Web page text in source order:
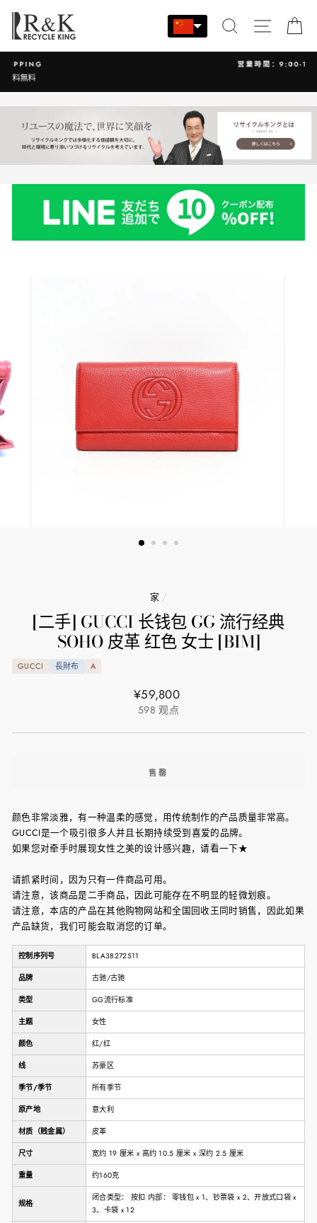
容
搜索 站点导航
家 /
[二手] GUCCI 长钱包 GG 流行经典
SOHO 皮革 红色 女士 [BIM]
GUCCI 長財布 A
正
常
¥59,800
598 观点
售罄
颜色非常淡雅，有一种温柔的感觉，用传统制作的产品质量非常高。
GUCCI是一个吸引很多人并且长期持续受到喜爱的品牌。
如果您对牵手时展现女性之美的设计感兴趣，请看一下★
请抓紧时间，因为只有一件商品可用。
请注意，该商品是二手商品，因此可能存在不明显的轻微划痕。
请注意，本店的产品在其他购物网站和全国回收王同时销售，因此如果
产品缺货，我们可能会取消您的订单。
控制序列号 BLA38272511
品牌 古驰/古驰
类型 GG流行标准
主题 女性
颜色 红/红
线 苏豪区
季节/季节 所有季节
原产地 意大利
材质（贱金属） 皮革
尺寸 宽约 19 厘米 x 高约 10.5 厘米 x 深约 2.5 厘米
重量 约160克
规格
闭合类型： 按扣 内部： 零钱包 x 1、钞票袋 x 2、开放式口袋 x
3、卡袋 x 12